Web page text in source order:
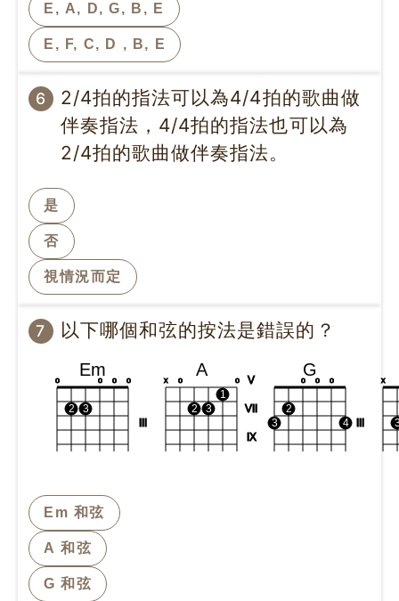
E, A, D, G, B, E
E, F, C, D , B, E
6
2/4拍的指法可以為4/4拍的歌曲做
伴奏指法，4/4拍的指法也可以為
2/4拍的歌曲做伴奏指法。
是
否
視情況而定
7 以下哪個和弦的按法是錯誤的？
Em
o
2 3
o o o
A
V
VII
IX
x o
2 3
1
o
G
3
2
o o o
4
x
Em 和弦
A 和弦
G 和弦